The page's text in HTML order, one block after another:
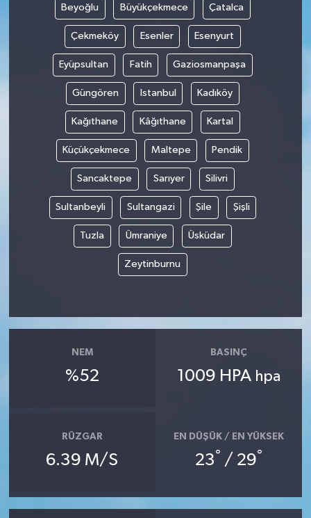
Beyoğlu Büyükçekmece Çatalca
Çekmeköy Esenler Esenyurt
Eyüpsultan Fatih Gaziosmanpaşa
Güngören Istanbul Kadıköy
Kağıthane Kâğıthane Kartal
Küçükçekmece Maltepe Pendik
Sancaktepe Sarıyer Silivri
Sultanbeyli Sultangazi Şile Şişli
Tuzla Ümraniye Üsküdar
Zeytinburnu
NEM
%52
BASINÇ
1009 HPA hpa
RÜZGAR
6.39 M/S
EN DÜŞÜK / EN YÜKSEK
23° / 29°